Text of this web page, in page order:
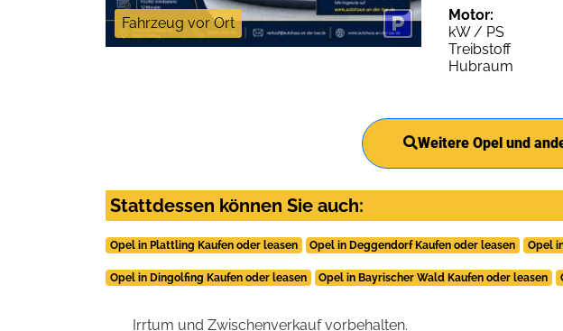
Fahrzeug vor Ort
Motor:
kW / PS
Treibstoff
Hubraum
Weitere Opel und
Stattdessen können Sie auch:
Opel in Plattling Kaufen oder leasen Opel in Deggendorf Kaufen oder leasen Opel
Opel in Dingolfing Kaufen oder leasen Opel in Bayrischer Wald Kaufen oder leasen
Irrtum und Zwischenverkauf vorbehalten.